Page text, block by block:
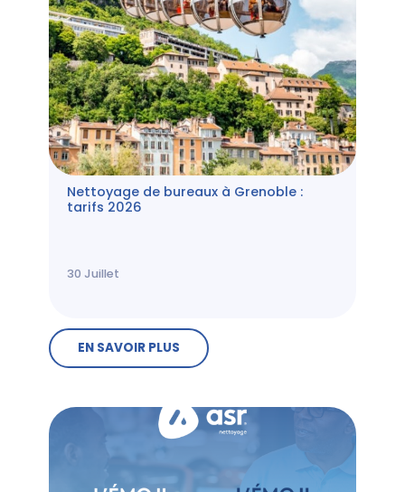
Nettoyage de bureaux à Grenoble :
tarifs 2026
30 Juillet
EN SAVOIR PLUS